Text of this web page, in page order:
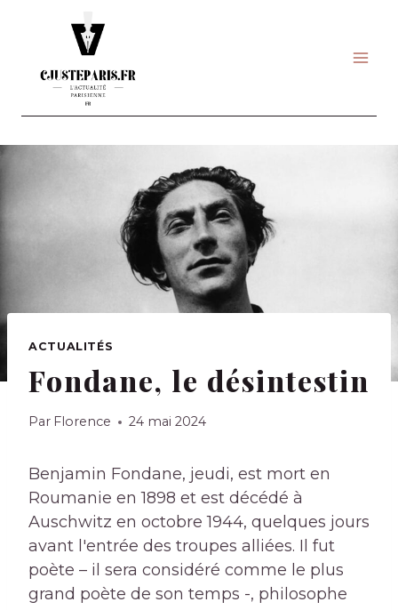
ACTUALITÉS
Fondane, le désintestin
Par Florence 24 mai 2024
Benjamin Fondane, jeudi, est mort en
Roumanie en 1898 et est décédé à
Auschwitz en octobre 1944, quelques jours
avant l'entrée des troupes alliées. Il fut
poète – il sera considéré comme le plus
grand poète de son temps -, philosophe